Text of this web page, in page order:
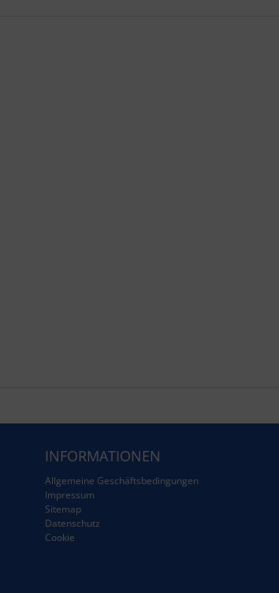
INFORMATIONEN
Allgemeine Geschäftsbedingungen
Impressum
Sitemap
Datenschutz
Cookie